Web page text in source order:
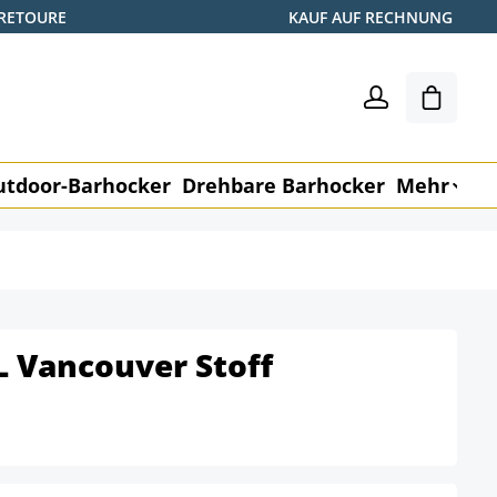
KAUF AUF RECHNUNG
Barhocker Drehbare Barhocker Mehr
Vancouver Stoff